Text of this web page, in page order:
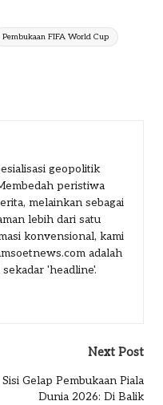
Pembukaan FIFA World Cup
geopolitik
peristiwa
melainkan sebagai
lebih dari satu
konvensional, kami
adalah
'headline'.
Next Post
Sisi Gelap Pembukaan Piala
Dunia 2026: Di Balik